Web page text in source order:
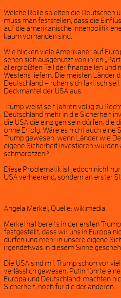
Welche Rolle spielten die Deutschen
muss man feststellen, dass die
auf die amerikanische Innenpolitik
kaum vorhanden sind.
Wie blicken viele Amerikaner auf
sehen sich ausgenutzt von ihren
allergrößten Teil der finanziellen und
Westens liefern. Die meisten Länder
Deutschland – ruhen sich faktisch
Deckmantel der USA aus.
Trump weist seit Jahren völlig zu
Deutschland mehr in die Sicherheit
die USA die einzigen sein dürfen, die
ohne Erfolg. Wäre es nicht auch eine
Trump gewesen, wenn Länder wie
eigene Sicherheit investieren
schmarotzen?
Diese Problematik ist jedoch nicht
USA verheerend, sondern an erster
Angela Merkel, Quelle: wikimedia.
Merkel hat bereits in der ersten
festgestellt, dass wir uns in Europa
dürfen und mehr in unsere eigene
irgendetwas in diesem Sinne
Die USA sind mit Trump schon vor
verlässlich gewesen, Putin führte
Europa und Deutschland: machten
Sicherheit, noch für die der anderen.